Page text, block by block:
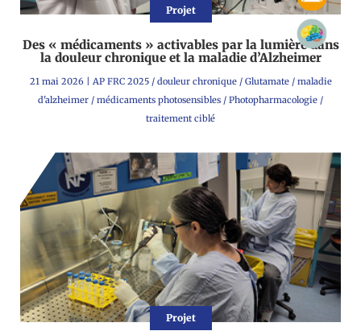
Projet
Des « médicaments » activables par la lumière dans
la douleur chronique et la maladie d’Alzheimer
21 mai 2026| AP FRC 2025/ douleur chronique/ Glutamate/ maladie
d'alzheimer / médicaments photosensibles / Photopharmacologie /
traitement ciblé
Projet